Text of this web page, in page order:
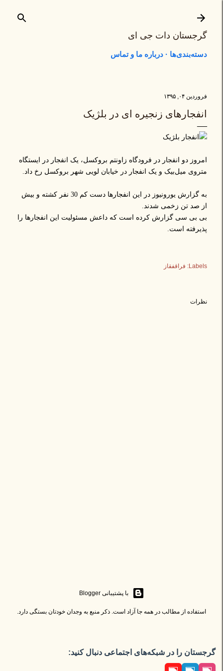
گرجستان دات جی ای
دسته‌بندی‌ها درباره ما و تماس
فروردین ۰۴, ۱۳۹۵
انفجارهای زنجیره ای در بلژیک
امروز دو انفجار در فرودگاه زاونتم بروکسل، یک انفجار در ایستگاه
متروی میل‌بیک و یک انفجار در خیابان لویی شهر بروکسل رخ داد.
به گزارش یورونیوز در این انفجارها دست کم 30 نفر کشته و بیش
از صد تن زخمی شدند.
بی بی سی گزارش کرده است که داعش مسئولیت این انفجارها را
پذیرفته است.
Labels: فراقفقاز
نظرات
‏با پشتیبانی Blogger
استفاده از مطالب در همه جا آزاد است. ذکر منبع به وجدان خودتان بستگی دارد.
گرجستان را در شبکه‌های اجتماعی دنبال کنید: